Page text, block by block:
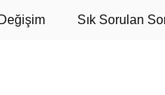
Sık Sorulan